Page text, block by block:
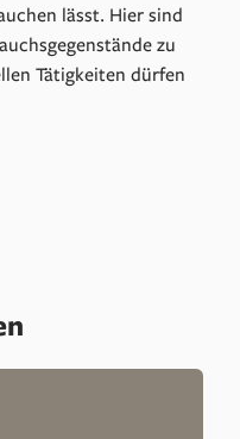
lässt. Hier sind
zu
Tätigkeiten dürfen